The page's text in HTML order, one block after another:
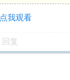
点我观看
回复